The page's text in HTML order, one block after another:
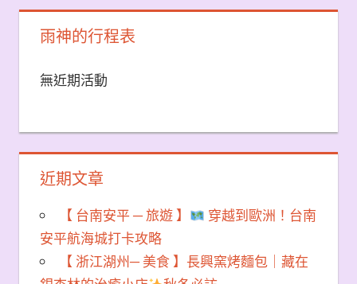
雨神的行程表
無近期活動
近期文章
【 台南安平 ─ 旅遊 】
穿越到歐洲！台南
安平航海城打卡攻略
【 浙江湖州─ 美食 】長興窯烤麵包｜藏在